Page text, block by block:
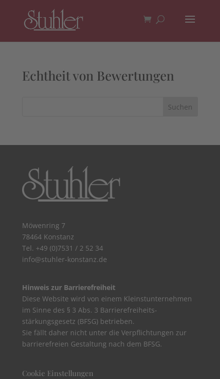
Echtheit von Bewertungen
Möwenring 7
78464 Konstanz
Tel. +49 (0)7531 / 2 52 34
info@stuhler-konstanz.de
Hinweis zur Barrierefreiheit
Diese Website wird von einem Kleinstunternehmen
im Sinne des § 3 Abs. 3 Barrierefreiheits-
stärkungsgesetz (BFSG) betrieben.
Sie fällt daher nicht unter die Verpflichtungen zur
barrierefreien Gestaltung nach dem BFSG.
Cookie Einstellungen